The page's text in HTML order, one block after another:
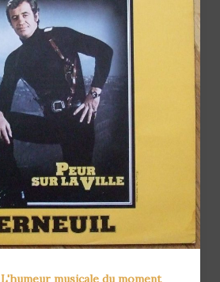
L'humeur musicale du moment